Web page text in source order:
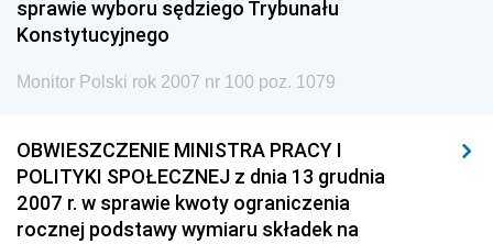
sprawie wyboru sędziego Trybunału
Konstytucyjnego
Monitor Polski rok 2007 nr 100 poz. 1079
OBWIESZCZENIE MINISTRA PRACY I
POLITYKI SPOŁECZNEJ z dnia 13 grudnia
2007 r. w sprawie kwoty ograniczenia
rocznej podstawy wymiaru składek na